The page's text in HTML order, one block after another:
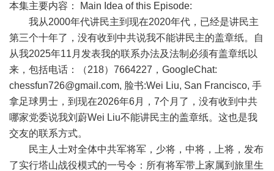
本集主要内容：
Main Idea of this Episode:
我从2000年代讲民主到现在2020年代，已经是讲民主
第三个十年了，没有收到中共说我不能讲民主的盖章纸。自
从我2025年11 月发表我的联系办法及法制必须有盖章纸以
来，包括电话：（218） 7664227 ， GoogleChat:
chessfun726@gmail.com, 脸书:Wei Liu, San Francisco, 手
拿足球男士，到现在2026年6月， 7个月了，没有收到中共
哪家党委说我刘蔚Wei Liu不能讲民主的盖章纸。这也是我
交友的联系方式。
民主人士对全体中共军将军，少将，中将，上将，发布
了实行塔山战役模式的一号令：所有将军带上家属到旅里生